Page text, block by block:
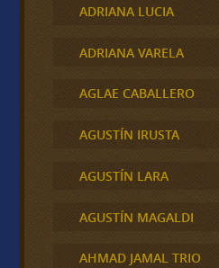
ADRIANA LUCIA
ADRIANA VARELA
AGLAE CABALLERO
AGUSTÍN IRUSTA
AGUSTÍN LARA
AGUSTÍN MAGALDI
AHMAD JAMAL TRIO